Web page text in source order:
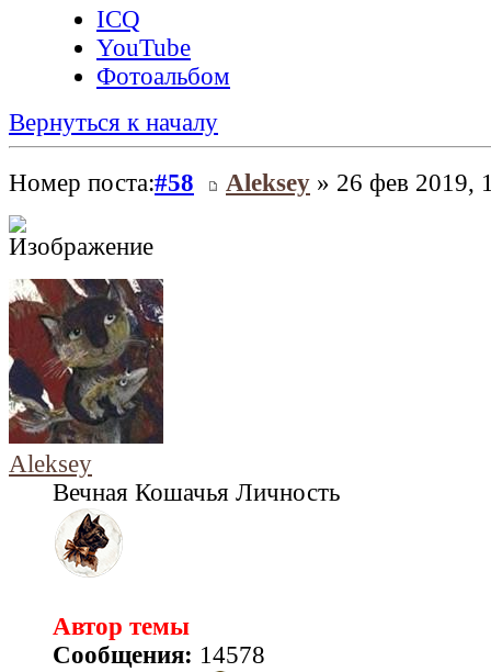
ICQ
YouTube
Фотоальбом
Вернуться к началу
Номер поста:#58 Aleksey » 26 фев 2019,
Aleksey
Вечная Кошачья Личность
Автор темы
Сообщения: 14578